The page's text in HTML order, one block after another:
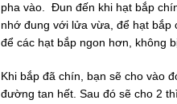
pha vào. Đun đến khi hạt bắp
nhớ đung với lửa vừa, để hạt bắp
để các hạt bắp ngon hơn, không
Khi bắp đã chín, bạn sẽ cho vào
đường tan hết. Sau đó sẽ cho 2